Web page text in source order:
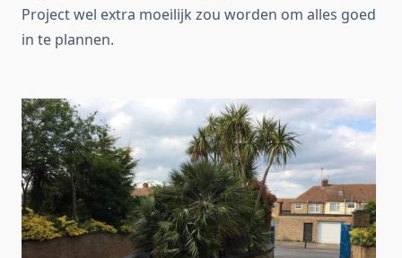
Project wel extra moeilijk zou worden om alles goed
in te plannen.